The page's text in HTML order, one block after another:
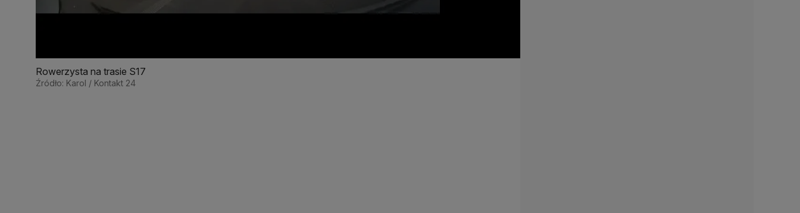
Rowerzysta na trasie S17
Źródło: Karol / Kontakt 24